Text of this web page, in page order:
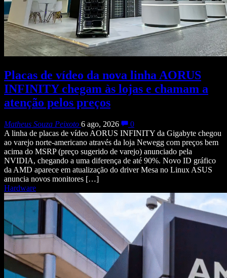
Placas de vídeo da nova linha AORUS
INFINITY chegam às lojas e chamam a
atenção pelos preços
Matheus Souza Peixoto 6 ago, 2026
0
A linha de placas de vídeo AORUS INFINITY da Gigabyte chegou
ao varejo norte-americano através da loja Newegg com preços bem
acima do MSRP (preço sugerido de varejo) anunciado pela
NVIDIA, chegando a uma diferença de até 90%. Novo ID gráfico
da AMD aparece em atualização do driver Mesa no Linux ASUS
anuncia novos monitores […]
Hardware